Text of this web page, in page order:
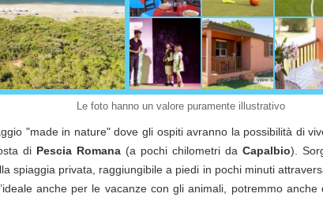
Le foto hanno un valore puramente illustrativo
"made in nature" dove gli ospiti avranno la possibilità di
diPescia Romana(a pochi chilometri daCapalbio).
spiaggia privata, raggiungibile a piedi in pochi minuti
anche per le vacanze con gli animali, potremmo